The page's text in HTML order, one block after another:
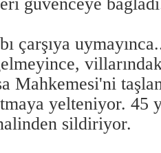
çarşıya
Mahkemesi'ni
yelteniyor. 45
sildiriyor.